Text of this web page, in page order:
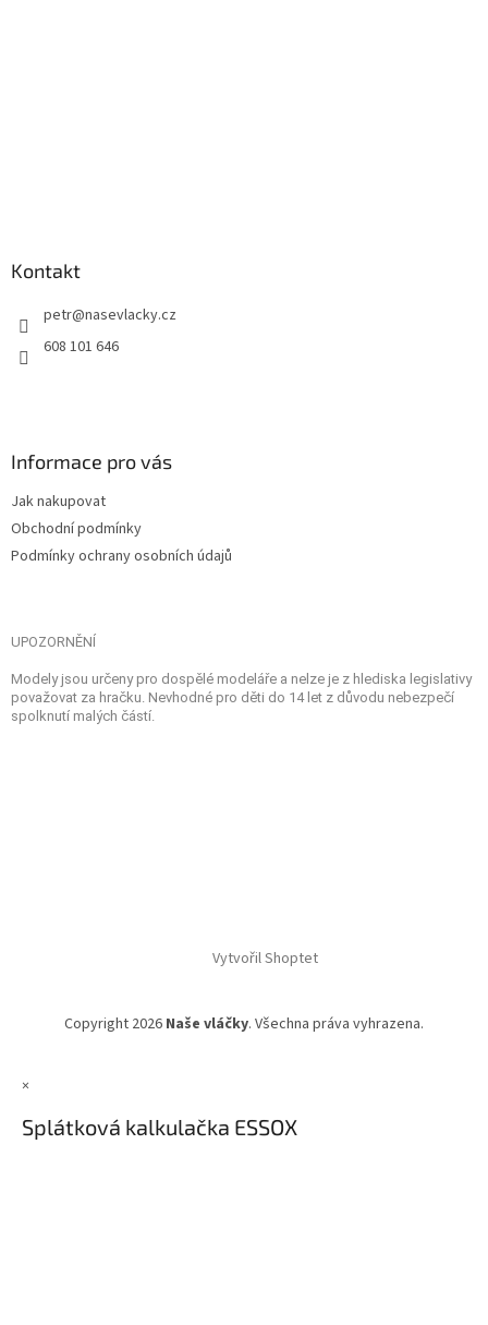
Kontakt
petr@nasevlacky.cz
608 101 646
Informace pro vás
Jak nakupovat
Obchodní podmínky
Podmínky ochrany osobních údajů
UPOZORNĚNÍ
Modely jsou určeny pro dospělé modeláře a nelze je z hlediska legislativy
považovat za hračku. Nevhodné pro děti do 14 let z důvodu nebezpečí
spolknutí malých částí.
Vytvořil Shoptet
Copyright 2026 Naše vláčky. Všechna práva vyhrazena.
×
Splátková kalkulačka ESSOX